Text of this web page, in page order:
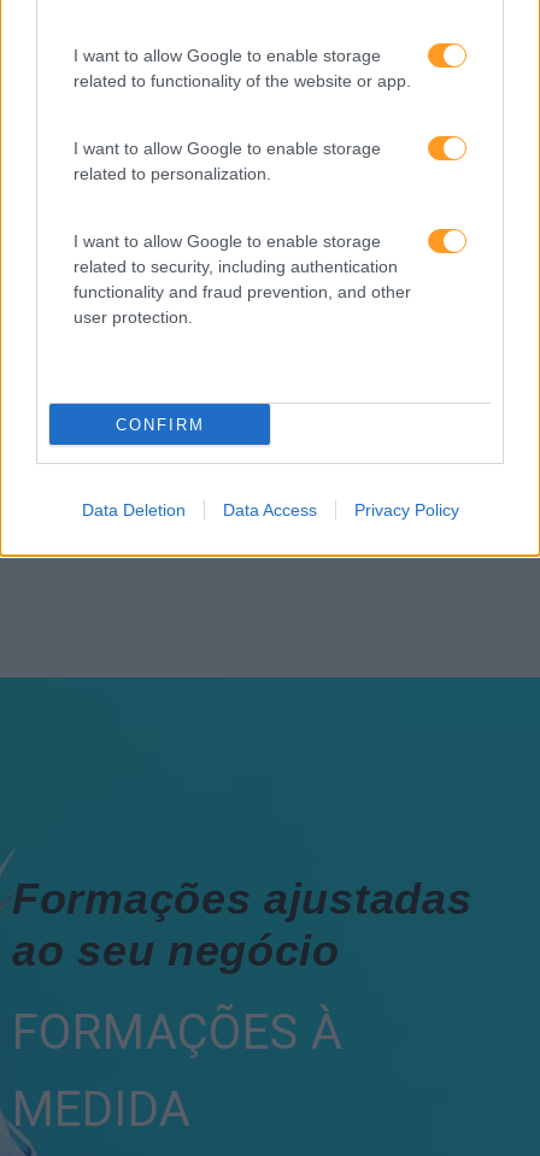
I want to allow Google to enable storage
related to functionality of the website or app.
I want to allow Google to enable storage
related to personalization.
I want to allow Google to enable storage
related to security, including authentication
functionality and fraud prevention, and other
user protection.
CONFIRM
Data Deletion Data Access Privacy Policy
O futuro dos líderes é
decidir com base em
exigem pensamento
crítico
Fazer perguntas tira-nos
do piloto automático
meter a mão na massa”
Raquel Rebelo, CEO da
SKOLAE Formação, fala
Verão
Formações ajustadas
ao seu negócio
FORMAÇÕES À
MEDIDA